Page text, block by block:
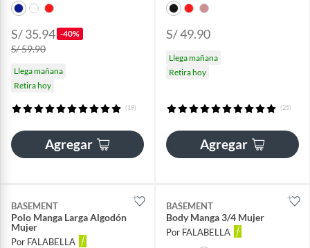
S/ 35.94 -40%
S/ 59.90
Llega mañana
Retira hoy
(19)
Agregar
S/ 49.90
Llega mañana
Retira hoy
(25)
Agregar
BASEMENT
Polo Manga Larga Algodón
Mujer
Por FALABELLA
BASEMENT
Body Manga 3/4 Mujer
Por FALABELLA